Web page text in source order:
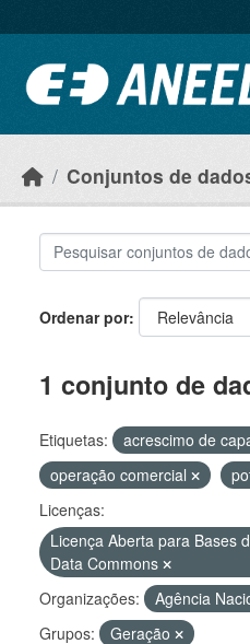
Conjuntos de
Ordenar por
1 conjunto de
Etiquetas: acrescimo de
operação comercial
Licenças:
Licença Aberta para Bases
Data Commons
Organizações:
Agência
Grupos:
Geração